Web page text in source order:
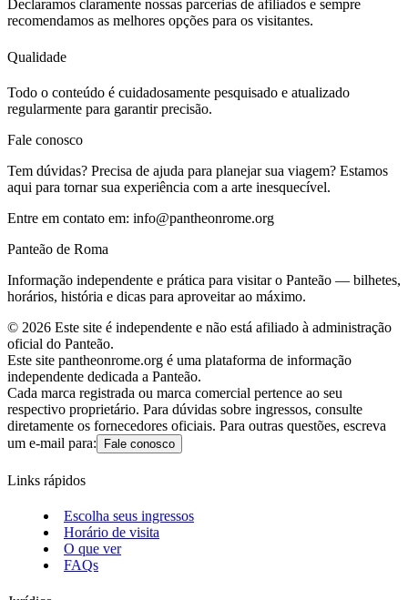
Declaramos claramente nossas parcerias de afiliados e sempre
recomendamos as melhores opções para os visitantes.
Qualidade
Todo o conteúdo é cuidadosamente pesquisado e atualizado
regularmente para garantir precisão.
Fale conosco
Tem dúvidas? Precisa de ajuda para planejar sua viagem? Estamos
aqui para tornar sua experiência com a arte inesquecível.
Entre em contato em: info@pantheonrome.org
Panteão de Roma
Informação independente e prática para visitar o Panteão — bilhetes,
horários, história e dicas para aproveitar ao máximo.
© 2026 Este site é independente e não está afiliado à administração
oficial do Panteão.
Este site pantheonrome.org é uma plataforma de informação
independente dedicada a Panteão.
Cada marca registrada ou marca comercial pertence ao seu
respectivo proprietário. Para dúvidas sobre ingressos, consulte
diretamente os fornecedores oficiais. Para outras questões, escreva
um e-mail para:
Fale conosco
Links rápidos
Escolha seus ingressos
Horário de visita
O que ver
FAQs